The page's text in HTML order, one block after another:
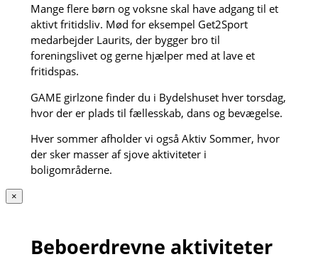
Mange flere børn og voksne skal have adgang til et
aktivt fritidsliv. Mød for eksempel Get2Sport
medarbejder Laurits, der bygger bro til
foreningslivet og gerne hjælper med at lave et
fritidspas.
GAME girlzone finder du i Bydelshuset hver torsdag,
hvor der er plads til fællesskab, dans og bevægelse.
Hver sommer afholder vi også Aktiv Sommer, hvor
der sker masser af sjove aktiviteter i
boligområderne.
×
Beboerdrevne aktiviteter